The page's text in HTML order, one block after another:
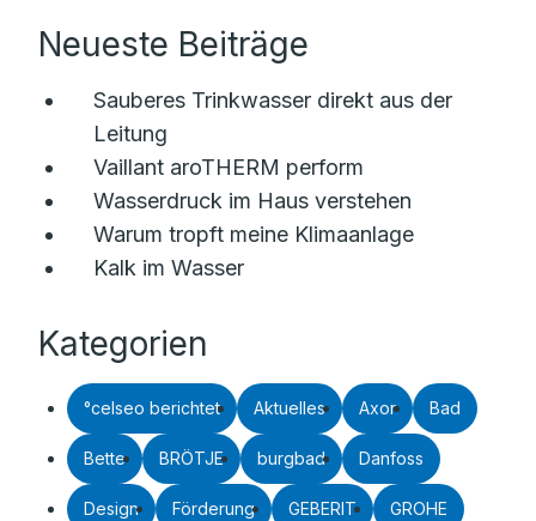
Neueste Beiträge
Sauberes Trinkwasser direkt aus der
Leitung
Vaillant aroTHERM perform
Wasserdruck im Haus verstehen
Warum tropft meine Klimaanlage
Kalk im Wasser
Kategorien
°celseo berichtet Aktuelles Axor Bad
Bette BRÖTJE burgbad Danfoss
Design Förderung GEBERIT GROHE